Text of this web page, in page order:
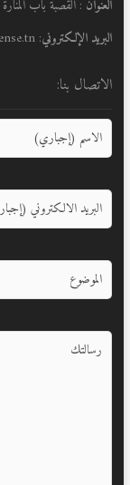
العنوان : القصبة باب المنارة 1008
البريد الإلكتروني: defcab@defense.tn
الاتصال بنا: